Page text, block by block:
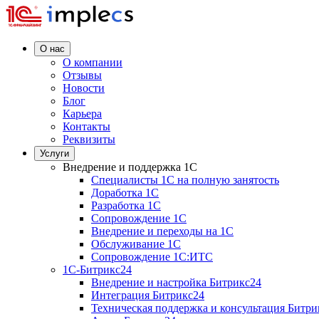
О нас
О компании
Отзывы
Новости
Блог
Карьера
Контакты
Реквизиты
Услуги
Внедрение и поддержка 1C
Специалисты 1C на полную занятость
Доработка 1C
Разработка 1C
Сопровождение 1C
Внедрение и переходы на 1C
Обслуживание 1C
Сопровождение 1C:ИТС
1С-Битрикс24
Внедрение и настройка Битрикс24
Интеграция Битрикс24
Техническая поддержка и консультация